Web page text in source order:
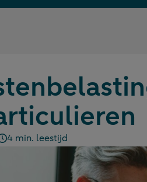
4 min. leestijd